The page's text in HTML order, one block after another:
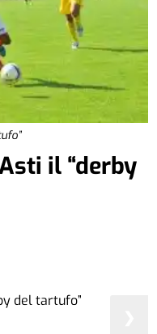
il “derby